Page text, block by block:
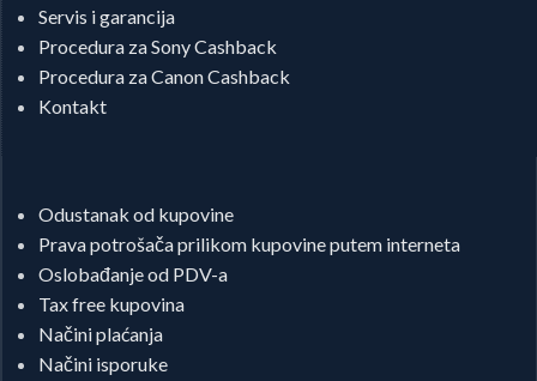
Servis i garancija
Procedura za Sony Cashback
Procedura za Canon Cashback
Kontakt
Odustanak od kupovine
Prava potrošača prilikom kupovine putem interneta
Oslobađanje od PDV-a
Tax free kupovina
Načini plaćanja
Načini isporuke